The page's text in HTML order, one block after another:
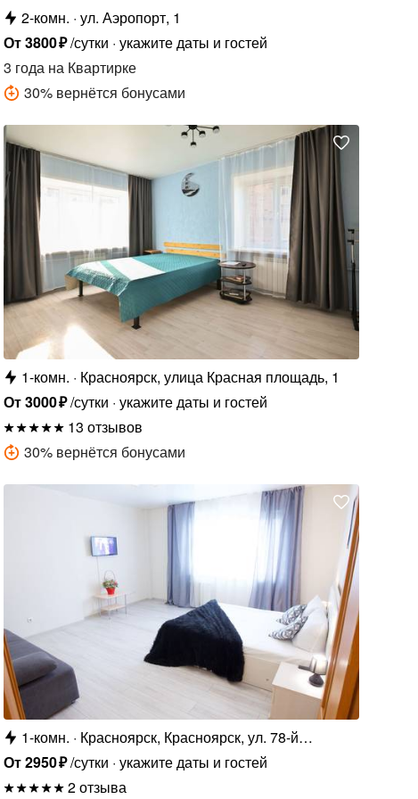
2-комн. ул. Аэропорт, 1
От3800₽/сутки укажите даты и гостей
3 года на Квартирке
30% вернётся бонусами
1-комн.
Красноярск, улица Красная площадь, 1
От3000₽/сутки укажите даты и гостей
13 отзывов
30% вернётся бонусами
1-комн.
Красноярск, Красноярск, ул. 78-й
Добровольческой Бригады, 28
От2950₽/сутки укажите даты и гостей
2 отзыва